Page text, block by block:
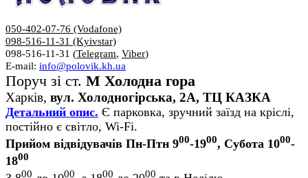
050-402-07-76 (Vodafone)
098-516-11-31 (Kyivstar)
098-516-11-31 (Telegram, Viber)
E-mail: info@polovik.kh.ua
Поруч зі ст. М Холодна гора
Харків, вул. Холодногірська, 2А, ТЦ КАЗКА
Детальний опис. Є парковка, зручний заїзд на кріслі,
постійно є світло, Wi-Fi.
Прийом відвідувачів Пн-Птн 900-1900, Субота 1000-
1800
00 00 00 00